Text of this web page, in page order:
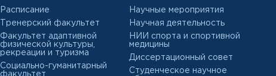
Расписание
Тренерский факультет
Факультет адаптивной
физической культуры,
рекреации и туризма
Социально-гуманитарный
факультет
Научные мероприятия
Научная деятельность
НИИ спорта и спортивной
медицины
Диссертационный совет
Студенческое научное